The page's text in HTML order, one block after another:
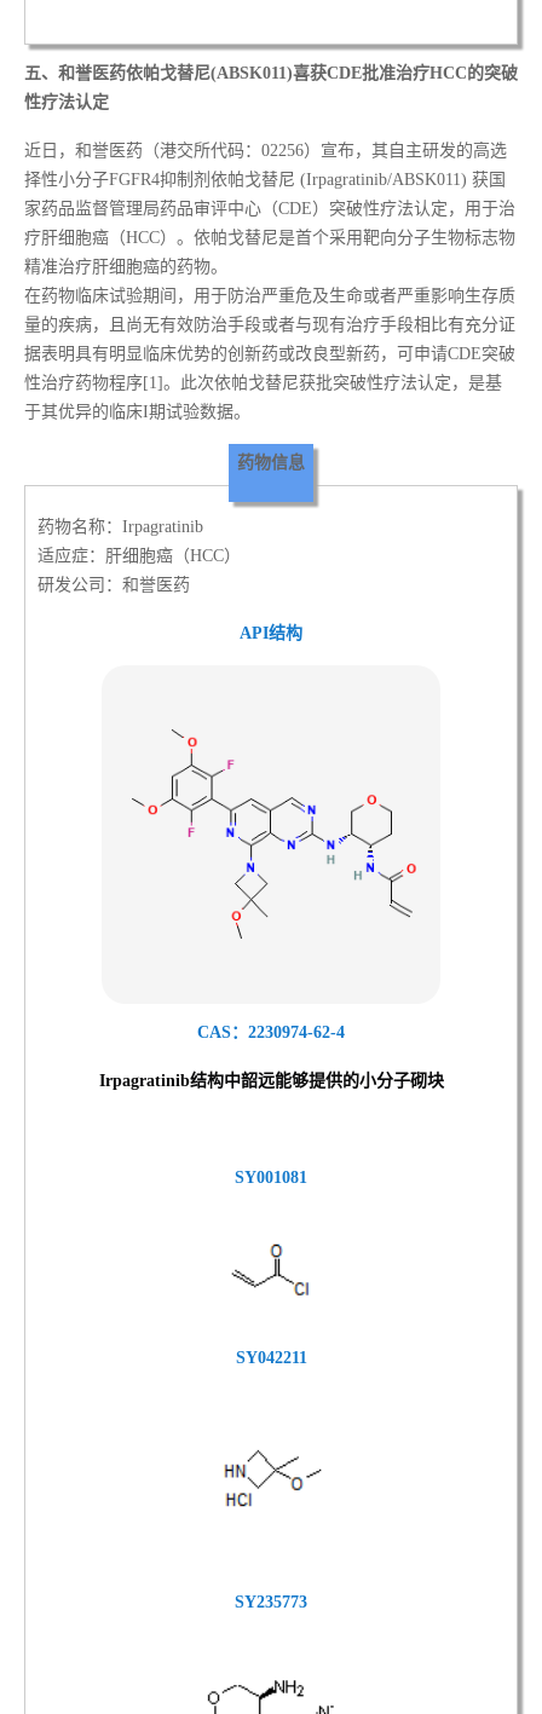
五、 和誉医药依帕戈替尼(ABSK011)喜获CDE批准治疗HCC的突破
性疗法认定
近日，和誉医药（港交所代码：02256）宣布，其自主研发的高选
择性小分子FGFR4抑制剂依帕戈替尼 (Irpagratinib/ABSK011) 获国
家药品监督管理局药品审评中心（CDE）突破性疗法认定，用于治
疗肝细胞癌（HCC）。依帕戈替尼是首个采用靶向分子生物标志物
精准治疗肝细胞癌的药物。
在药物临床试验期间，用于防治严重危及生命或者严重影响生存质
量的疾病，且尚无有效防治手段或者与现有治疗手段相比有充分证
据表明具有明显临床优势的创新药或改良型新药，可申请CDE突破
性治疗药物程序[1]。此次依帕戈替尼获批突破性疗法认定，是基
于其优异的临床I期试验数据。
药物信息
药物名称：Irpagratinib
适应症：肝细胞癌（HCC）
研发公司：和誉医药
API结构
CAS：2230974-62-4
Irpagratinib结构中韶远能够提供的小分子砌块
SY001081
SY042211
SY235773